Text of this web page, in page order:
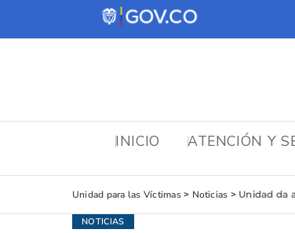
INICIO ATENCIÓN Y
Unidad para las Víctimas> Noticias > Unidad da
NOTICIAS